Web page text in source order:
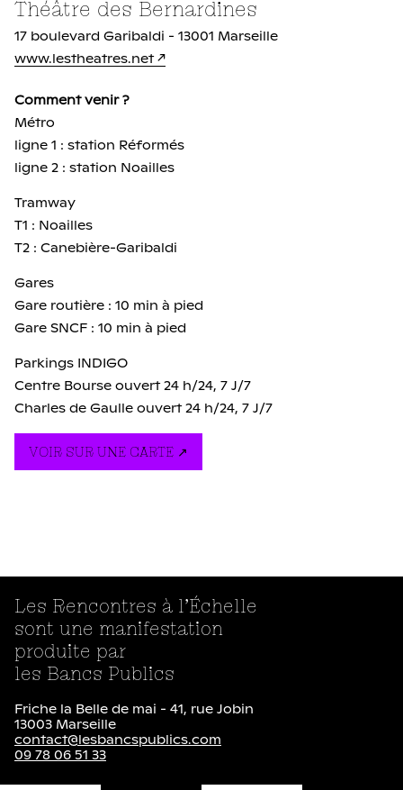
Théâtre des Bernardines
17 boulevard Garibaldi - 13001 Marseille
www.lestheatres.net
Comment venir ?
Métro
ligne 1 : station Réformés
ligne 2 : station Noailles
Tramway
T1 : Noailles
T2 : Canebière-Garibaldi
Gares
Gare routière : 10 min à pied
Gare SNCF : 10 min à pied
Parkings INDIGO
Centre Bourse ouvert 24 h/24, 7 J/7
Charles de Gaulle ouvert 24 h/24, 7 J/7
VOIR SUR UNE CARTE
Les Rencontres à l’Échelle
sont une manifestation
produite par
les Bancs Publics
Friche la Belle de mai - 41, rue Jobin
13003 Marseille
contact@lesbancspublics.com
09 78 06 51 33